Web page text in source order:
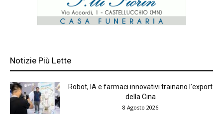
Notizie Più Lette
Robot, IA e farmaci innovativi trainano l’export
della Cina
8 Agosto 2026